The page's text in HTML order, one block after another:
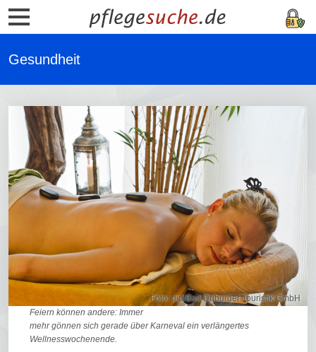
Gesundheit
Foto: djd/Bad Driburger Touristik GmbH
Feiern können andere: Immer
mehr gönnen sich gerade über Karneval ein verlängertes
Wellnesswochenende.